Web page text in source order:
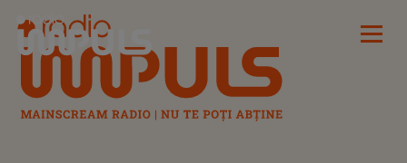
Radio Impuls